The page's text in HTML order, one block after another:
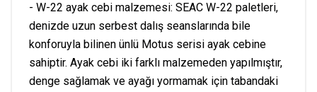
- W-22 ayak cebi malzemesi: SEAC W-22 paletleri,
denizde uzun serbest dalış seanslarında bile
konforuyla bilinen ünlü Motus serisi ayak cebine
sahiptir. Ayak cebi iki farklı malzemeden yapılmıştır,
denge sağlamak ve ayağı yormamak için tabandaki